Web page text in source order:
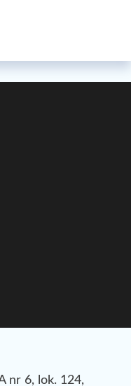
nr 6, lok. 124,